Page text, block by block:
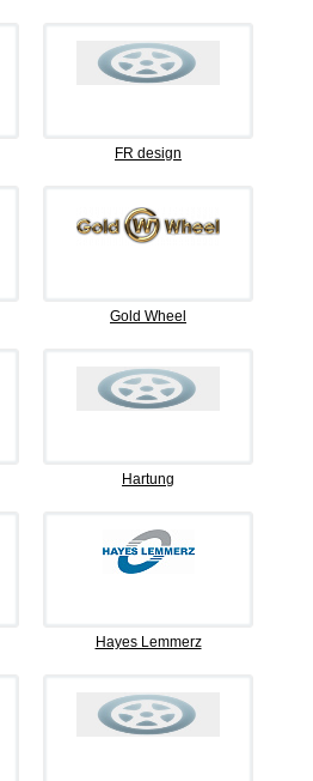
FR design
Gold Wheel
Hartung
Hayes Lemmerz